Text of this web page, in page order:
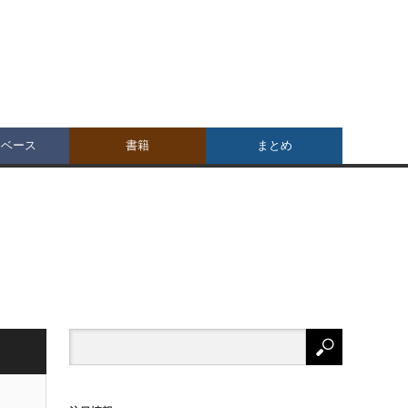
ース 書籍 まとめ